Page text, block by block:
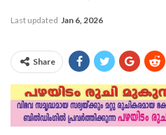
Last updated Jan 6, 2026
Share